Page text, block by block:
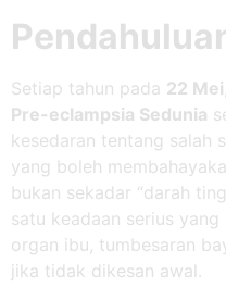
Setiap tahun pada 22 Mei
Pre-eclampsia Sedunia
kesedaran tentang salah
yang boleh
bukan sekadar “darah
satu keadaan serius
organ ibu, tumbesaran
jika tidak dikesan awal.